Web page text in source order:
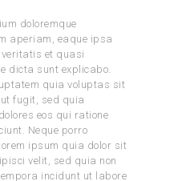
doloremque
aperiam, eaque ipsa
et quasi
dicta sunt explicabo.
quia voluptas sit
fugit, sed quia
eos qui ratione
Neque porro
ipsum quia dolor sit
velit, sed quia non
incidunt ut labore